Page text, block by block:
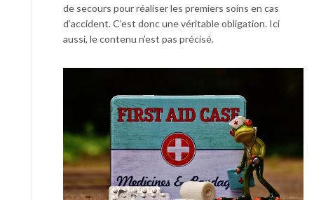
de secours pour réaliser les premiers soins en cas
d’accident. C’est donc une véritable obligation. Ici
aussi, le contenu n’est pas précisé.